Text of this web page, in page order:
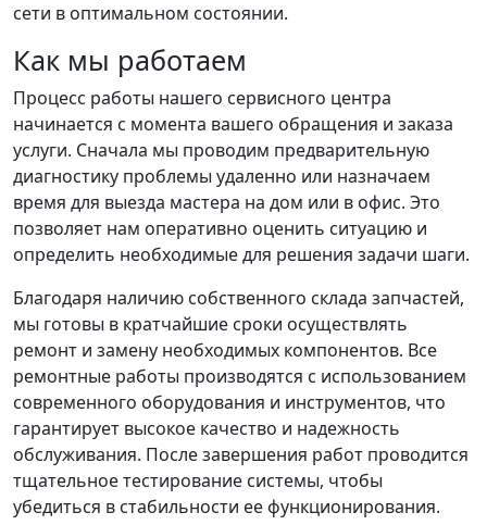
сети в оптимальном состоянии.
Как мы работаем
Процесс работы нашего сервисного центра
начинается с момента вашего обращения и заказа
услуги. Сначала мы проводим предварительную
диагностику проблемы удаленно или назначаем
время для выезда мастера на дом или в офис. Это
позволяет нам оперативно оценить ситуацию и
определить необходимые для решения задачи шаги.
Благодаря наличию собственного склада запчастей,
мы готовы в кратчайшие сроки осуществлять
ремонт и замену необходимых компонентов. Все
ремонтные работы производятся с использованием
современного оборудования и инструментов, что
гарантирует высокое качество и надежность
обслуживания. После завершения работ проводится
тщательное тестирование системы, чтобы
убедиться в стабильности ее функционирования.